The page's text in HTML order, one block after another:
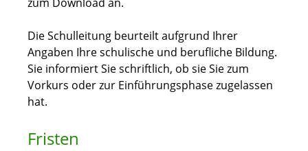
Die Schulleitung beurteilt aufgrund Ihrer
Angaben Ihre schulische und berufliche Bildung.
Sie informiert Sie schriftlich, ob sie Sie zum
Vorkurs oder zur Einführungsphase zugelassen
hat.
Fristen